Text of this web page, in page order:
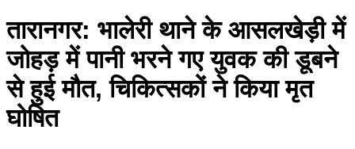
तारानगर: भालेरी थाने के आसलखेड़ी में
जोहड़ में पानी भरने गए युवक की डूबने
से हुई मौत, चिकित्सकों ने किया मृत
घोषित